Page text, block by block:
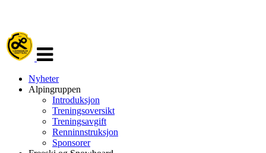
navigasjon
Nyheter
Alpingruppen
Introduksjon
Treningsoversikt
Treningsavgift
Renninnstruksjon
Sponsorer